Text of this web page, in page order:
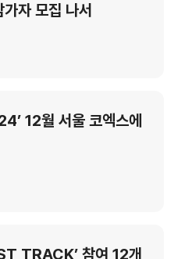
자 모집 나서
12월 서울 코엑스에
TRACK’ 참여 12개